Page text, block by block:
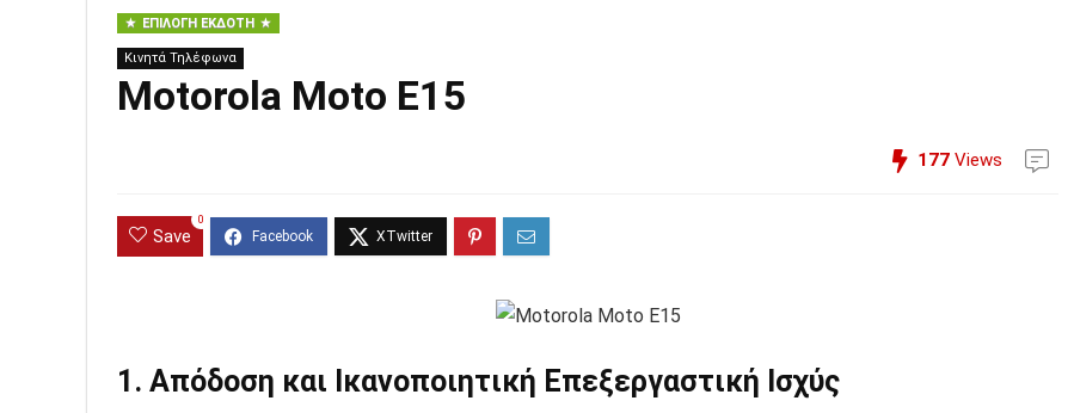
ΕΠΙΛΟΓΉ ΕΚΔΌΤΗ
Κινητά Τηλέφωνα
Motorola Moto E15
177 Views
Save
0
1. Απόδοση και Ικανοποιητική Επεξεργαστική Ισχύς